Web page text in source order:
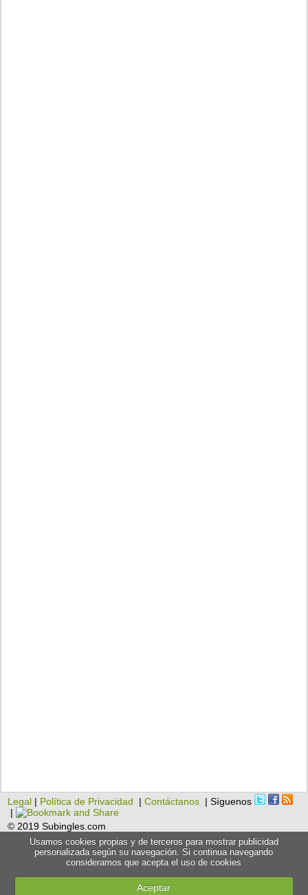
Legal | Política de Privacidad |Contáctanos | Síguenos
|
© 2019 Subingles.com
Usamos cookies propias y de terceros para mostrar publicidad
personalizada según su navegación. Si continua navegando
consideramos que acepta el uso de cookies
Aceptar